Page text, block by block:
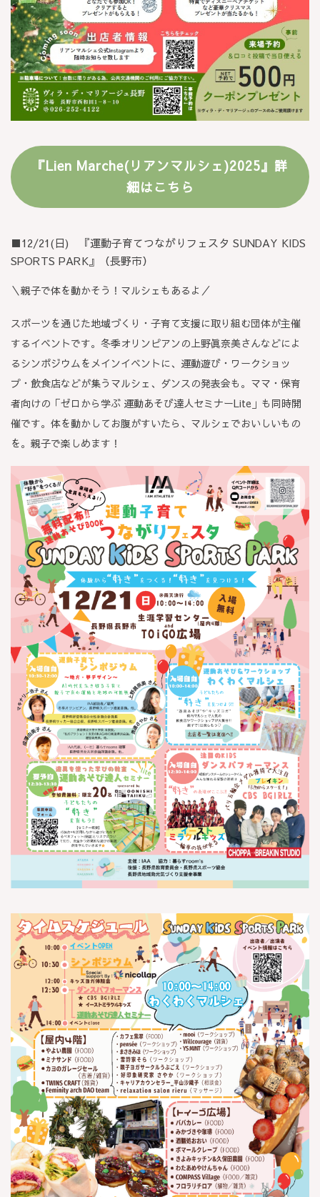
『Lien Marche(リアンマルシェ)2025』詳
細はこちら
■12/21(日) 『運動子育てつながりフェスタ SUNDAY KIDS
SPORTS PARK』（長野市）
＼親子で体を動かそう！マルシェもあるよ／
スポーツを通じた地域づくり・子育て支援に取り組む団体が主催
するイベントです。冬季オリンピアンの上野眞奈美さんなどによ
るシンポジウムをメインイベントに、運動遊び・ワークショッ
プ・飲食店などが集うマルシェ、ダンスの発表会も。ママ・保育
者向けの「ゼロから学ぶ 運動あそび達人セミナーLite」も同時開
催です。体を動かしてお腹がすいたら、マルシェでおいしいもの
を。親子で楽しめます！